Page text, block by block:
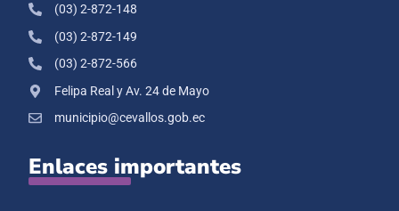
(03) 2-872-148
(03) 2-872-149
(03) 2-872-566
Felipa Real y Av. 24 de Mayo
municipio@cevallos.gob.ec
Enlaces importantes